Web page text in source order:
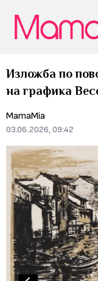
Изложба по
на графика
MamaMia
03.06.2026, 09:42